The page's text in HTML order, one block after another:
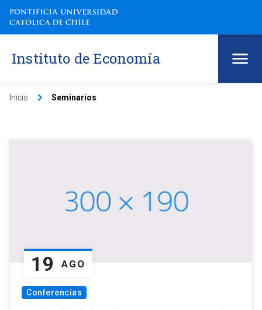
Instituto de Economía
Inicio keyboard_arrow_right Seminarios
19 AGO
Conferencias